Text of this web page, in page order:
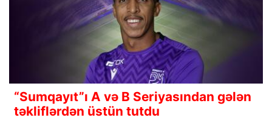
“Sumqayıt”ı A və B Seriyasından gələn
təkliflərdən üstün tutdu